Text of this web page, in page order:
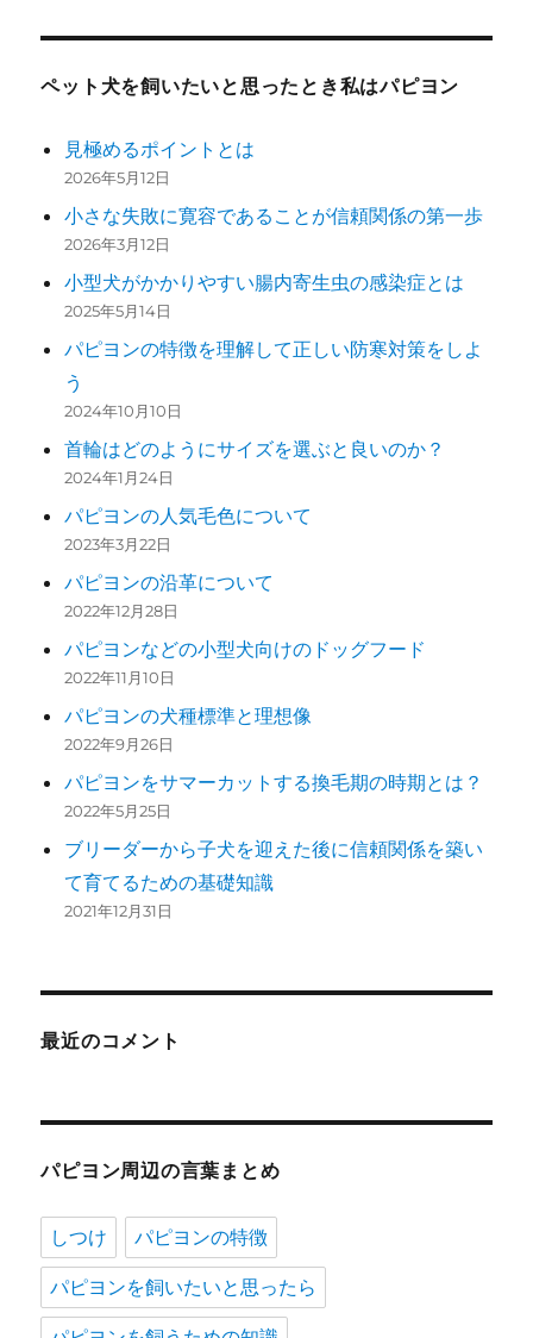
ペット犬を飼いたいと思ったとき私はパピヨン
見極めるポイントとは
2026年5月12日
小さな失敗に寛容であることが信頼関係の第一歩
2026年3月12日
小型犬がかかりやすい腸内寄生虫の感染症とは
2025年5月14日
パピヨンの特徴を理解して正しい防寒対策をしよ
う
2024年10月10日
首輪はどのようにサイズを選ぶと良いのか？
2024年1月24日
パピヨンの人気毛色について
2023年3月22日
パピヨンの沿革について
2022年12月28日
パピヨンなどの小型犬向けのドッグフード
2022年11月10日
パピヨンの犬種標準と理想像
2022年9月26日
パピヨンをサマーカットする換毛期の時期とは？
2022年5月25日
ブリーダーから子犬を迎えた後に信頼関係を築い
て育てるための基礎知識
2021年12月31日
最近のコメント
パピヨン周辺の言葉まとめ
しつけ パピヨンの特徴
パピヨンを飼いたいと思ったら